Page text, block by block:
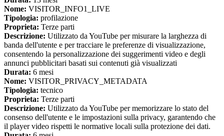
Nome: VISITOR_INFO1_LIVE
Tipologia: profilazione
Proprieta: Terze parti
Descrizione: Utilizzato da YouTube per misurare la larghezza di
banda dell'utente e per tracciare le preferenze di visualizzazione,
consentendo la personalizzazione dei suggerimenti video e degli
annunci pubblicitari basati sui contenuti già visualizzati
Durata: 6 mesi
Nome: VISITOR_PRIVACY_METADATA
Tipologia: tecnico
Proprieta: Terze parti
Descrizione: Utilizzato da YouTube per memorizzare lo stato del
consenso dell'utente e le impostazioni sulla privacy, garantendo che
il player video rispetti le normative locali sulla protezione dei dati.